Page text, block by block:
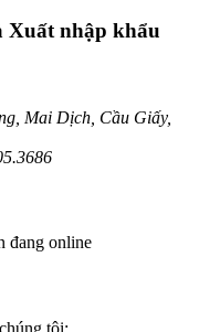
Xuất nhập khẩu
Mai Dịch, Cầu Giấy,
đang online
tôi: